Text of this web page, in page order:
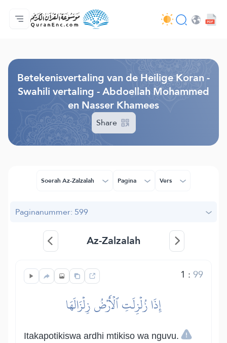
Homepagina
Inhoudsopgave van de vertalingen
Audio
Diensten voor ontwikkelaars - API
Over het project
Contacteer ons
Taal
Betekenisvertaling van de Heilige Koran -
Swahili vertaling - Abdoellah Mohammed
en Nasser Khamees
Share
Soerah Az-Zalzalah Pagina Vers
Paginanummer: 599
Az-Zalzalah
1 :99
إِذَا زُلۡزِلَتِ ٱلۡأَرۡضُ زِلۡزَالَهَا
Itakapotikiswa ardhi mtikiso wa nguvu.